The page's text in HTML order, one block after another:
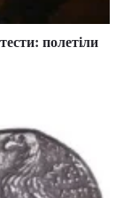
полетіли